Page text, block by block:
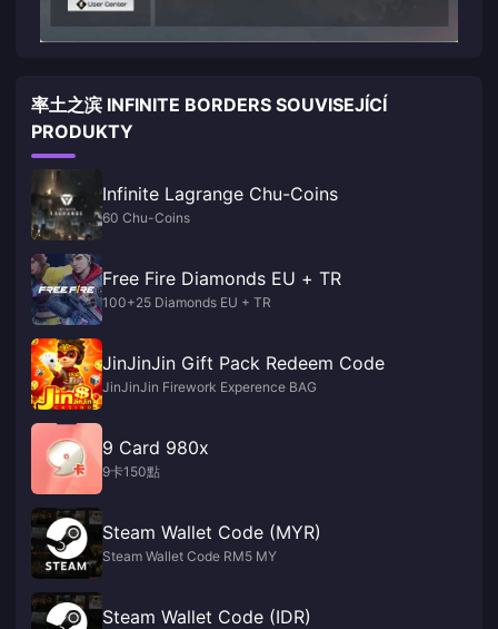
率土之滨 INFINITE BORDERS SOUVISEJÍCÍ
PRODUKTY
Infinite Lagrange Chu-Coins
60 Chu-Coins
Free Fire Diamonds EU + TR
100+25 Diamonds EU + TR
JinJinJin Gift Pack Redeem Code
JinJinJin Firework Experence BAG
9 Card 980x
9卡150點
Steam Wallet Code (MYR)
Steam Wallet Code RM5 MY
Steam Wallet Code (IDR)